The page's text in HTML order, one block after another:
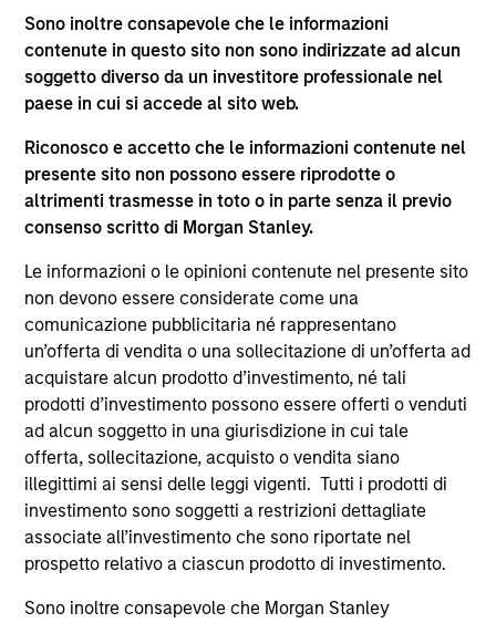
Sono inoltre consapevole che le informazioni
contenute in questo sito non sono indirizzate ad alcun
soggetto diverso da un investitore professionale nel
paese in cui si accede al sito web.
Riconosco e accetto che le informazioni contenute nel
presente sito non possono essere riprodotte o
altrimenti trasmesse in toto o in parte senza il previo
consenso scritto di Morgan Stanley.
Le informazioni o le opinioni contenute nel presente sito
non devono essere considerate come una
comunicazione pubblicitaria né rappresentano
un’offerta di vendita o una sollecitazione di un’offerta ad
acquistare alcun prodotto d’investimento, né tali
prodotti d’investimento possono essere offerti o venduti
ad alcun soggetto in una giurisdizione in cui tale
offerta, sollecitazione, acquisto o vendita siano
illegittimi ai sensi delle leggi vigenti. Tutti i prodotti di
investimento sono soggetti a restrizioni dettagliate
associate all’investimento che sono riportate nel
prospetto relativo a ciascun prodotto di investimento.
Sono inoltre consapevole che Morgan Stanley
Abramovitz joined Morgan Stanley in 1988 and has
over 39 years of relevant industry experience. Ms.
Abramovitz joined Morgan Stanley’s Finance
Department in 1983 and joined Morgan Stanley
monitoring portfolio companies. Previously, Ms.
Abramovitz was with Ernst & Young. Debra is a
graduate of American University in Paris and the
Columbia Business School.
Approfondimenti correlati
PRESS RELEASE